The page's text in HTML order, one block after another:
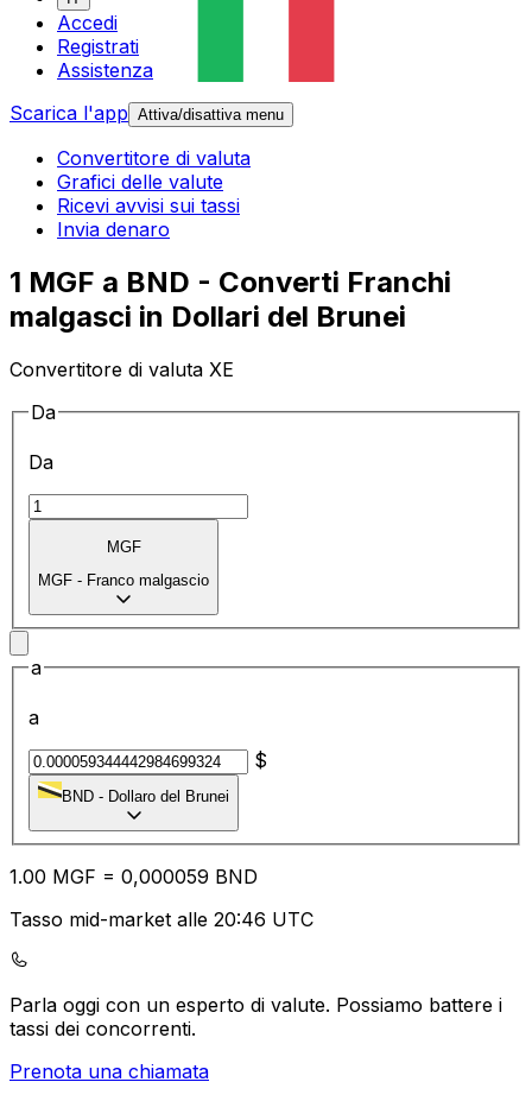
Accedi
Registrati
Assistenza
Scarica l'app Attiva/disattiva menu
Convertitore di valuta
Grafici delle valute
Ricevi avvisi sui tassi
Invia denaro
1 MGF a BND - Converti Franchi
malgasci in Dollari del Brunei
Convertitore di valuta XE
Da
Da
MGF
MGF - Franco malgascio
a
a
$
BND - Dollaro del Brunei
1.00 MGF = 0,000059 BND
Tasso mid-market alle 20:46 UTC
Parla oggi con un esperto di valute. Possiamo battere i
tassi dei concorrenti.
Prenota una chiamata